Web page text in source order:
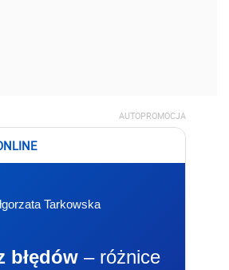
AUTOPROMOCJA
Tarkowska
błędów – różnice